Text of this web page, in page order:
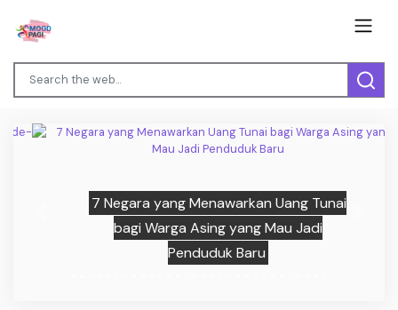
7 Negara yang Menawarkan Uang Tunai
bagi Warga Asing yang Mau Jadi
Penduduk Baru